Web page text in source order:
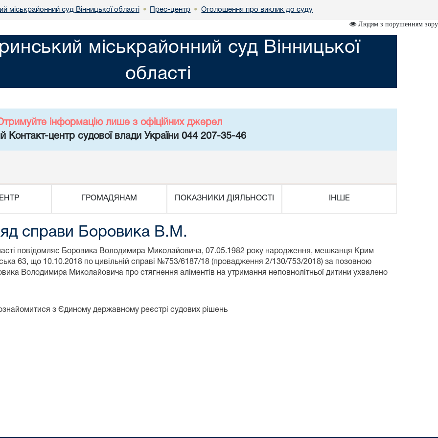
міськрайонний суд Вінницької області • Прес-центр • Оголошення про виклик до суду
Людям з порушенням зору
міськрайонний суд Вінницької
області
інформацію лише з офіційних джерел
Контакт-центр судової влади України 044 207-35-46
ГРОМАДЯНАМ ПОКАЗНИКИ ДІЯЛЬНОСТІ ІНШЕ
справи Боровика В.М.
повідомляє Боровика Володимира Миколайовича, 07.05.1982 року народження, мешканця Крим
63, що 10.10.2018 по цивільній справі №753/6187/18 (провадження 2/130/753/2018) за позовною
Володимира Миколайовича про стягнення аліментів на утримання неповнолітньої дитини ухвалено
з Єдиному державному реєстрі судових рішень